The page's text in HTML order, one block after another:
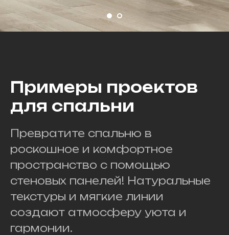
Примеры проектов
для спальни
Превратите спальню в
роскошное и комфортное
пространство с помощью
стеновых панелей! Натуральные
текстуры и мягкие линии
создают атмосферу уюта и
гармонии.